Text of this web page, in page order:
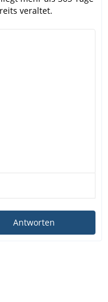
veraltet.
Antworten